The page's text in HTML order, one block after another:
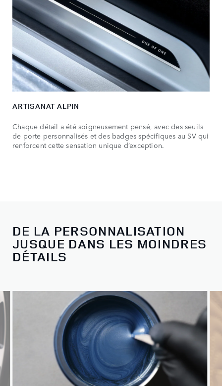
ARTISANAT ALPIN
Chaque détail a été soigneusement pensé, avec des seuils
de porte personnalisés et des badges spécifiques au SV qui
renforcent cette sensation unique d’exception.
DE LA PERSONNALISATION
JUSQUE DANS LES MOINDRES
DÉTAILS